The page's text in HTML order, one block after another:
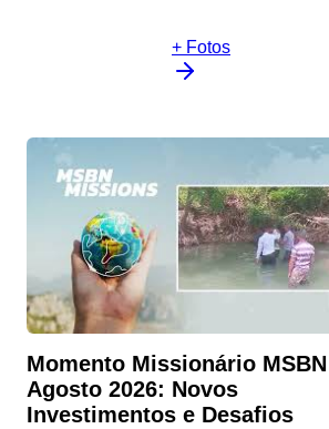
+ Fotos
Momento Missionário MSBN |
Agosto 2026: Novos
Investimentos e Desafios